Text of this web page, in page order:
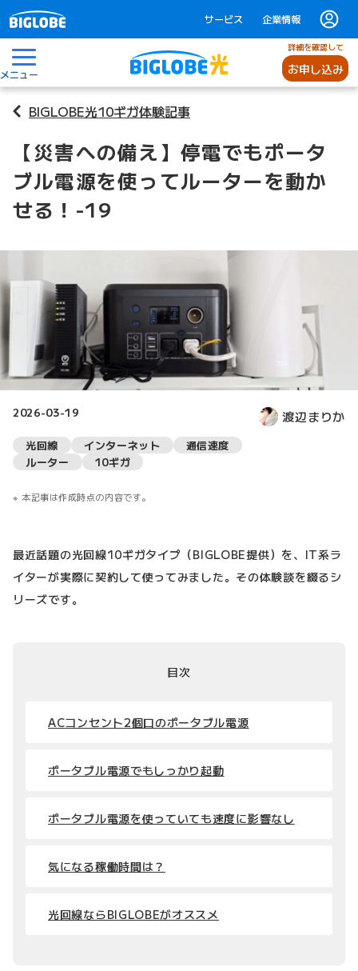
サービス 企業情報
メニュー
詳細を確認して
お申し込み
BIGLOBE光10ギガ体験記事
【災害への備え】停電でもポータ
ブル電源を使ってルーターを動か
せる！-19
2026-03-19 渡辺まりか
光回線 インターネット
通信速度
ルーター
10ギガ
本記事は作成時点の内容です。
最近話題の光回線10ギガタイプ（BIGLOBE提供）を、IT系ラ
イターが実際に契約して使ってみました。その体験談を綴るシ
リーズです。
目次
ACコンセント2個口のポータブル電源
ポータブル電源でもしっかり起動
ポータブル電源を使っていても速度に影響なし
気になる稼働時間は？
光回線ならBIGLOBEがオススメ